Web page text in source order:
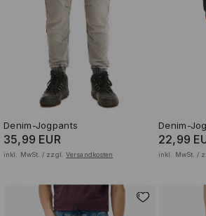
Denim-Jogpants
35,99 EUR
inkl. MwSt. / zzgl. Versandkosten
Denim-
22,99
inkl. MwSt. /